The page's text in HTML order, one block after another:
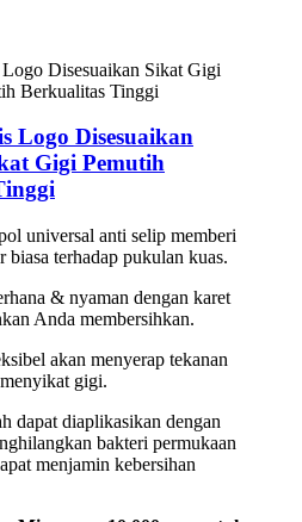
Logo Disesuaikan
Gigi Pemutih
universal anti selip memberi
terhadap pukulan kuas.
& nyaman dengan karet
Anda membersihkan.
akan menyerap tekanan
gigi.
dapat diaplikasikan dengan
bakteri permukaan
menjamin kebersihan